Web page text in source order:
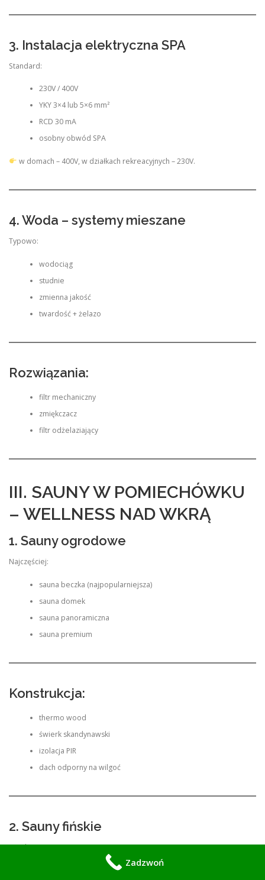
3. Instalacja elektryczna SPA
Standard:
230V / 400V
YKY 3×4 lub 5×6 mm²
RCD 30 mA
osobny obwód SPA
w domach – 400V, w działkach rekreacyjnych – 230V.
4. Woda – systemy mieszane
Typowo:
wodociąg
studnie
zmienna jakość
twardość + żelazo
Rozwiązania:
filtr mechaniczny
zmiękczacz
filtr odżelaziający
III. SAUNY W POMIECHÓWKU
– WELLNESS NAD WKRĄ
1. Sauny ogrodowe
Najczęściej:
sauna beczka (najpopularniejsza)
sauna domek
sauna panoramiczna
sauna premium
Konstrukcja:
thermo wood
świerk skandynawski
izolacja PIR
dach odporny na wilgoć
2. Sauny fińskie
Instalacje:
Zadzwoń